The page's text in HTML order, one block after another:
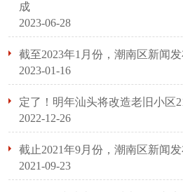
成
2023-06-28
截至2023年1月份，潮南区新闻
2023-01-16
定了！明年汕头将改造老旧小区
2022-12-26
截止2021年9月份，潮南区新闻
2021-09-23